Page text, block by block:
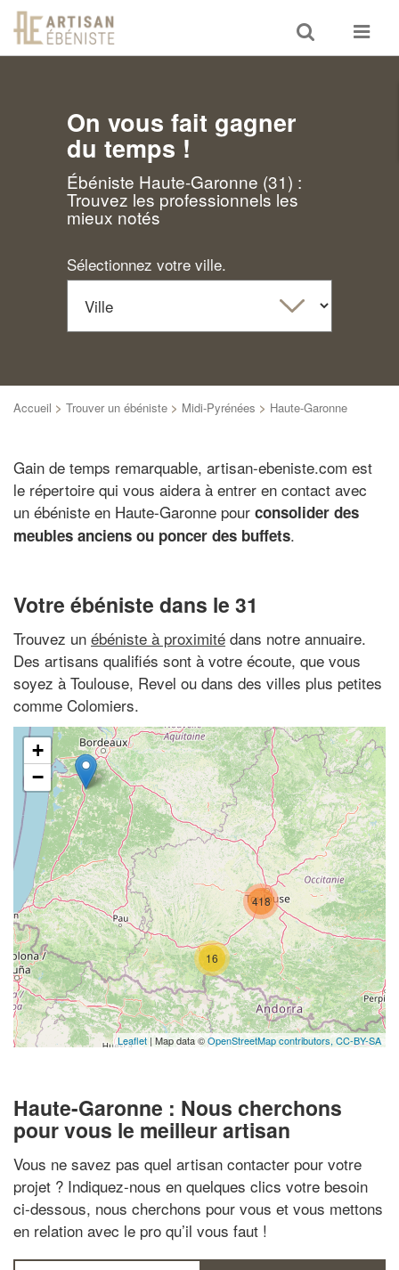
Toggle
search
Toggle
On vous fait gagner
du temps !
Ébéniste Haute-Garonne (31) :
Trouvez les professionnels les
mieux notés
Sélectionnez votre ville.
Accueil > Trouver un ébéniste > Midi-Pyrénées > Haute-Garonne
Gain de temps remarquable, artisan-ebeniste.com est
le répertoire qui vous aidera à entrer en contact avec
un ébéniste en Haute-Garonne pour consolider des
meubles anciens ou poncer des buffets.
Votre ébéniste dans le 31
Trouvez un ébéniste à proximité dans notre annuaire.
Des artisans qualifiés sont à votre écoute, que vous
soyez à Toulouse, Revel ou dans des villes plus petites
comme Colomiers.
16
418
+
−
Leaflet | Map data ©OpenStreetMap contributors, CC-BY-SA
Haute-Garonne : Nous cherchons
pour vous le meilleur artisan
Vous ne savez pas quel artisan contacter pour votre
projet ? Indiquez-nous en quelques clics votre besoin
ci-dessous, nous cherchons pour vous et vous mettons
en relation avec le pro qu’il vous faut !